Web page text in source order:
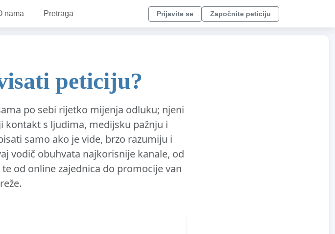
nama Pretraga Prijavite se Započnite peticiju
peticiju?
po sebi rijetko mijenja odluku; njeni
kontakt s ljudima, medijsku pažnju i
samo ako je vide, brzo razumiju i
vodič obuhvata najkorisnije kanale, od
od online zajednica do promocije van